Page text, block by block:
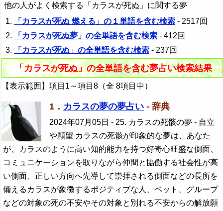
他の人がよく検索する「カラスが死ぬ」に関する夢
「カラスが死ぬ 燃える」の１単語を含む検索 - 2517回
「カラスが死ぬ夢」の全単語を含む検索 - 412回
「カラスが死ぬ」の全単語を含む検索 - 237回
「カラスが死ぬ」の全単語を含む夢占い検索結果
【表示範囲】項目1～項目8（全 8項目中）
1． カラスの夢の夢占い - 辞典
2024年07月05日 - 25. カラスの死骸の夢 - 自立
や願望 カラスの死骸が印象的な夢は、あなた
が、カラスのように高い知的能力を持つ好奇心旺盛な側面、
コミュニケーションを取りながら仲間と協働する社会性が高
い側面、正しい方向へ先導して崇拝される側面などの長所を
備えるカラスが象徴するポジティブな人、ペット、グループ
などの対象の死の不安やその対象と別れる不安からの解放願